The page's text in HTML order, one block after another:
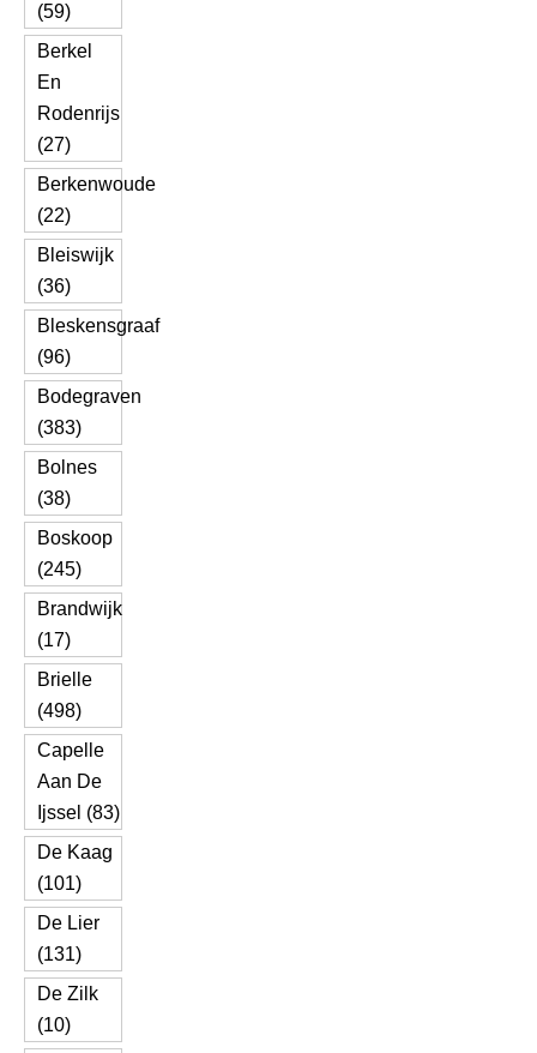
(59)
Berkel
En
Rodenrijs
(27)
Berkenwoude
(22)
Bleiswijk
(36)
Bleskensgraaf
(96)
Bodegraven
(383)
Bolnes
(38)
Boskoop
(245)
Brandwijk
(17)
Brielle
(498)
Capelle
Aan De
Ijssel (83)
De Kaag
(101)
De Lier
(131)
De Zilk
(10)